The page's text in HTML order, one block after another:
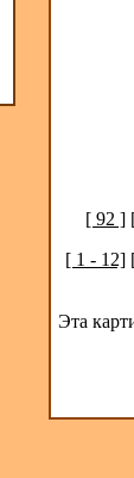
[ 92 ]
[ 1 - 12]
Эта